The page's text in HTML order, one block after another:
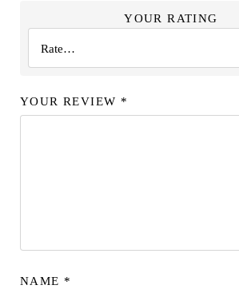
YOUR RATING
YOUR REVIEW *
NAME *